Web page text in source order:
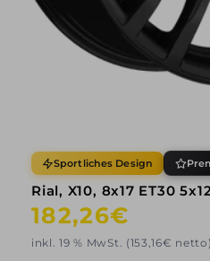
Sportliches Design
Rial, X10, 8x17 ET30
Normaler
Preis
182,26€
inkl. 19 % MwSt. (153,16€